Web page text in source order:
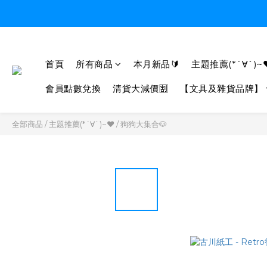
首頁 所有商品 本月新品🔰 主題推薦
會員點數兌換 清貨大減價🈹 【文具及雜貨品牌】
全部商品 /主題推薦(*´∀`)~♥ /狗狗大集合🐶